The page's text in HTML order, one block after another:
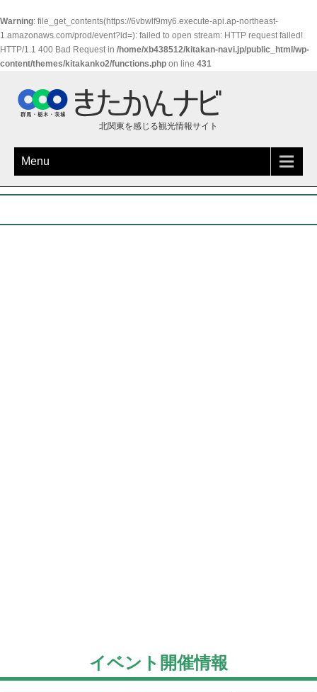
Warning: file_get_contents(https://6vbwlf9my6.execute-api.ap-northeast-
1.amazonaws.com/prod/event?id=): failed to open stream: HTTP request failed!
HTTP/1.1 400 Bad Request in /home/xb438512/kitakan-navi.jp/public_html/wp-
content/themes/kitakanko2/functions.php on line 431
北関東を感じる観光情報サイト
Menu
イベント開催情報